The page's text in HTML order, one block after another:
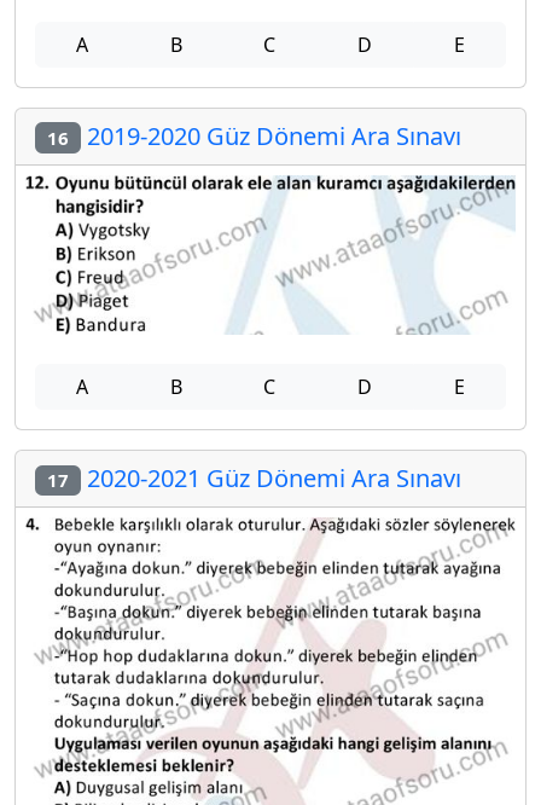
A B C D E
16 2019-2020 Güz Dönemi Ara Sınavı
A B C D E
17 2020-2021 Güz Dönemi Ara Sınavı